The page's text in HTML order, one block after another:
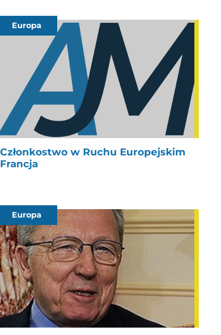
Europa
Członkostwo w Ruchu Europejskim
Francja
Europa